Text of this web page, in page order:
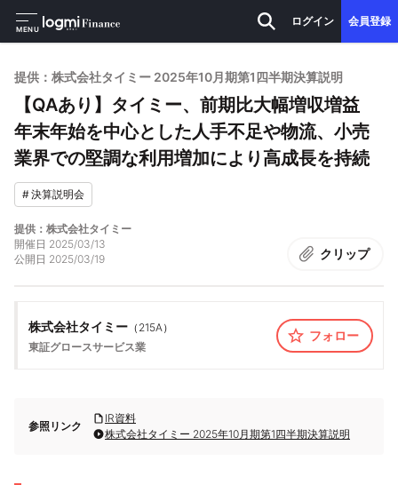
MENU
ログイン 会員登録
提供：株式会社タイミー 2025年10月期第1四半期決算説明
【QAあり】タイミー、前期比大幅増収増益
年末年始を中心とした人手不足や物流、小売
業界での堅調な利用増加により高成長を持続
#決算説明会
提供：株式会社タイミー
開催日 2025/03/13
公開日 2025/03/19 クリップ
株式会社タイミー （ 215A）
東証グロースサービス業
フォロー
参照リンク
IR資料
株式会社タイミー 2025年10月期第1四半期決算説明